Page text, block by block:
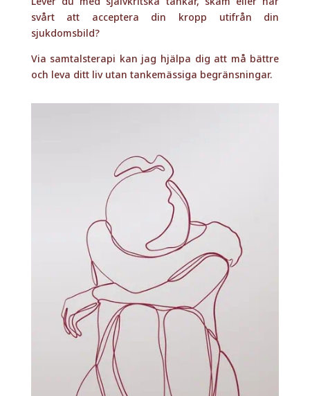
svårt att acceptera din kropp utifrån din
sjukdomsbild?
Via samtalsterapi kan jag hjälpa dig att må bättre
och leva ditt liv utan tankemässiga begränsningar.